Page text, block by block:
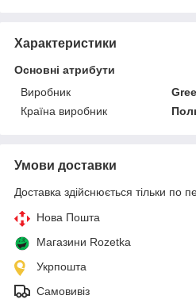
Характеристики
Основні атрибути
Виробник
Країна виробник
Умови доставки
Доставка здійснюється тільки по
Нова Пошта
Магазини Rozetka
Укрпошта
Самовивіз